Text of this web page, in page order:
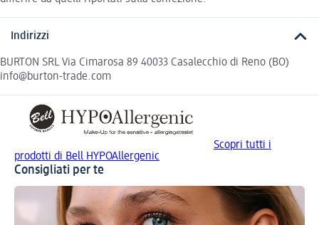
Indirizzi
BURTON SRL Via Cimarosa 89 40033 Casalecchio di Reno (BO)
info@burton-trade.com
Scopri tutti i
prodotti di Bell HYPOAllergenic
Consigliati per te